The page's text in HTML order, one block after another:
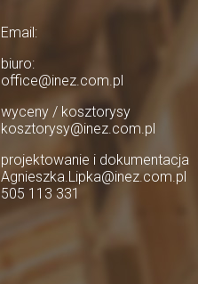
Email:
biuro:
office@inez.com.pl
wyceny / kosztorysy
kosztorysy@inez.com.pl
projektowanie i dokumentacja
Agnieszka.Lipka@inez.com.pl
505 113 331